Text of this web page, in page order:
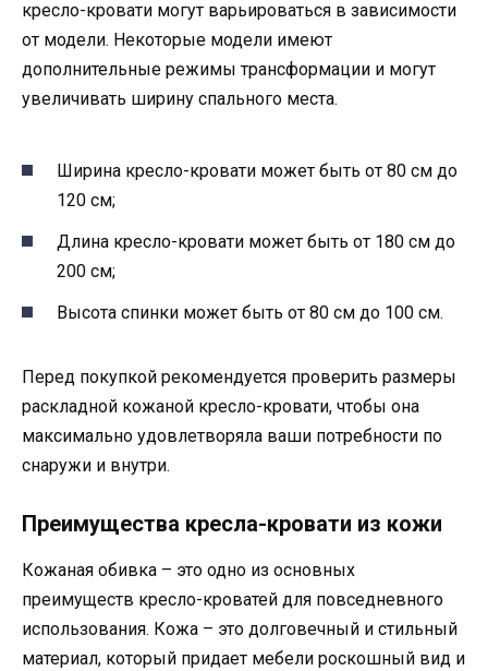
кресло-кровати могут варьироваться в зависимости
от модели. Некоторые модели имеют
дополнительные режимы трансформации и могут
увеличивать ширину спального места.
Ширина кресло-кровати может быть от 80 см до
120 см;
Длина кресло-кровати может быть от 180 см до
200 см;
Высота спинки может быть от 80 см до 100 см.
Перед покупкой рекомендуется проверить размеры
раскладной кожаной кресло-кровати, чтобы она
максимально удовлетворяла ваши потребности по
снаружи и внутри.
Преимущества кресла-кровати из кожи
Кожаная обивка – это одно из основных
преимуществ кресло-кроватей для повседневного
использования. Кожа – это долговечный и стильный
материал, который придает мебели роскошный вид и